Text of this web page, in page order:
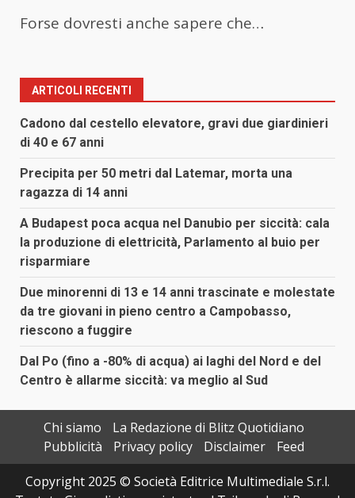
Forse dovresti anche sapere che…
ARTICOLI RECENTI
Cadono dal cestello elevatore, gravi due giardinieri
di 40 e 67 anni
Precipita per 50 metri dal Latemar, morta una
ragazza di 14 anni
A Budapest poca acqua nel Danubio per siccità: cala
la produzione di elettricità, Parlamento al buio per
risparmiare
Due minorenni di 13 e 14 anni trascinate e molestate
da tre giovani in pieno centro a Campobasso,
riescono a fuggire
Dal Po (fino a -80% di acqua) ai laghi del Nord e del
Centro è allarme siccità: va meglio al Sud
Chi siamo
La Redazione di Blitz Quotidiano
Pubblicità
Privacy policy Disclaimer
Feed
Copyright 2025 © Società Editrice Multimediale S.r.l.